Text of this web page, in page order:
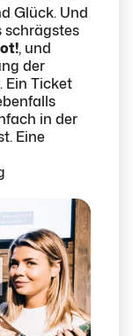
Glück. Und
schrägstes
, und
der
Ein Ticket
in der
Eine